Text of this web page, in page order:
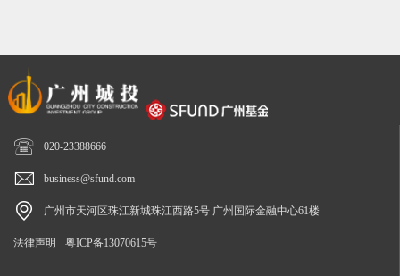
 020-23388666
 business@sfund.com
 广州市天河区珠江新城珠江西路5号 广州国际金融中心61楼
法律声明 粤ICP备13070615号